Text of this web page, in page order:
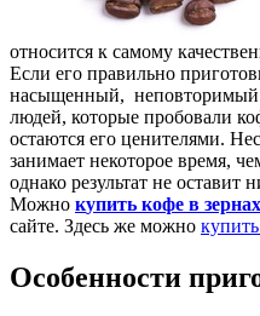
относится к самому
Если его правильно
насыщенный, неповторимый
людей, которые пробовали
остаются его ценителями.
занимает некоторое время,
однако результат не оставит
Можно купить кофе в зернах
сайте. Здесь же можно
Особенности